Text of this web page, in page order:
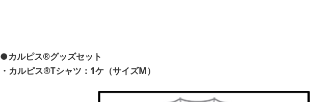
●カルピス®グッズセット
・カルピス®Tシャツ：1ケ（サイズM）